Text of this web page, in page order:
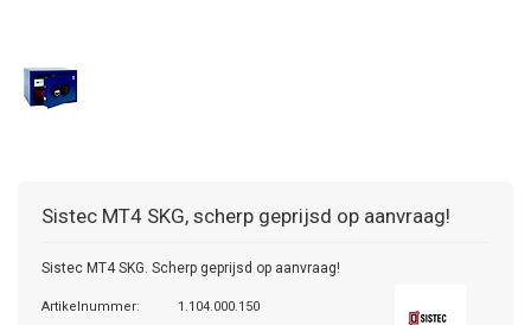
Sistec MT4 SKG, scherp geprijsd op aanvraag!
Sistec MT4 SKG. Scherp geprijsd op aanvraag!
Artikelnummer: 1.104.000.150